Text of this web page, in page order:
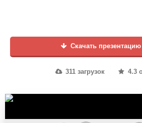
Скачать
311 загрузок 4.3